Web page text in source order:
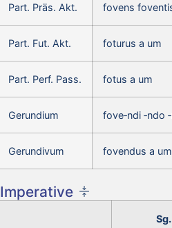
Part. Präs. Akt. fovens
Part. Fut. Akt. foturus a um
Part. Perf. Pass. fotus a um
Gerundium fove‑ndi ‑ndo
Gerundivum fovendus a um
Imperative
Sg.